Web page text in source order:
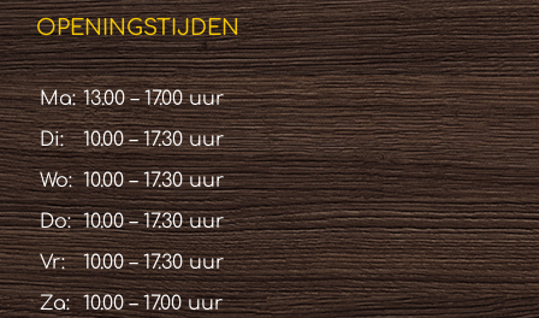
OPENINGSTIJDEN
Ma: 13.00 – 17.00 uur
Di:
10.00 – 17.30 uur
Wo: 10.00 – 17.30 uur
Do: 10.00 – 17.30 uur
Vr:
10.00 – 17.30 uur
Za:
10.00 – 17.00 uur